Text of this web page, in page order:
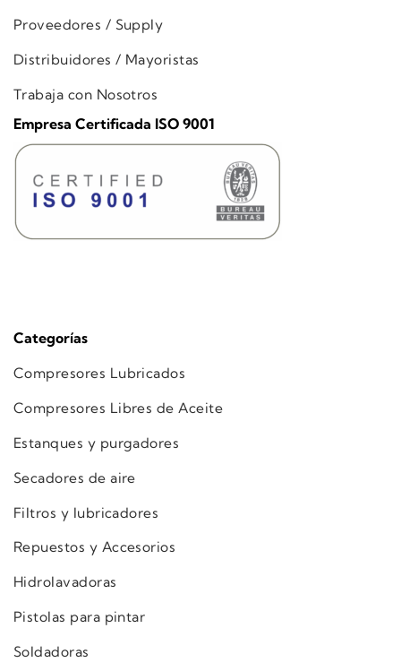
Categorías
Compresores Lubricados
Compresores Libres de Aceite
Estanques y purgadores
Secadores de aire
Filtros y lubricadores
Repuestos y Accesorios
Hidrolavadoras
Pistolas para pintar
Soldadoras
Proveedores / Supply
Distribuidores / Mayoristas
Trabaja con Nosotros
Empresa Certificada ISO 9001